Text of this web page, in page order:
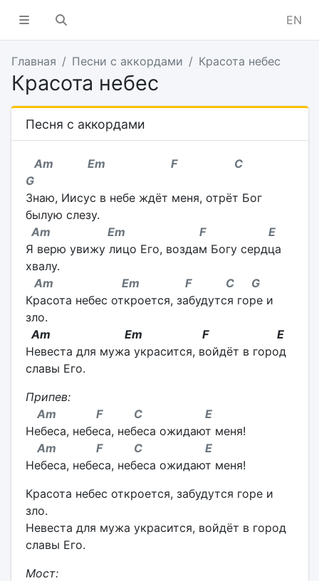
EN
Главная Песни с аккордами Красота небес
Красота небес
Песня с аккордами
Am Em F C
G
Знаю, Иисус в небе ждёт меня, отрёт Бог
былую слезу.
Am Em F E
Я верю увижу лицо Его, воздам Богу сердца
хвалу.
Am Em F C G
Красота небес откроется, забудутся горе и
зло.
Am Em F E
Невеста для мужа украсится, войдёт в город
славы Его.
Припев:
Am F C E
Небеса, небеса, небеса ожидают меня!
Am F C E
Небеса, небеса, небеса ожидают меня!
Красота небес откроется, забудутся горе и
зло.
Невеста для мужа украсится, войдёт в город
славы Его.
Мост: